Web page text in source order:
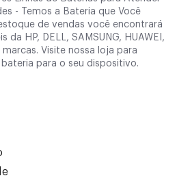
- Temos a Bateria que Você
de vendas você encontrará
da HP, DELL, SAMSUNG, HUAWEI,
marcas. Visite nossa loja para
para o seu dispositivo.